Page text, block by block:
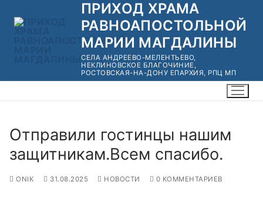
ПРИХОД ХРАМА
РАВНОАПОСТОЛЬНОЙ
МАРИИ МАГДАЛИНЫ
СЕЛА АНДРЕЕВО-МЕЛЕНТЬЕВО,
НЕКЛИНОВСКОЕ БЛАГОЧИНИЕ,
РОСТОВСКАЯ-НА-ДОНУ ЕПАРХИЯ, РПЦ МП
Отправили гостинцы нашим
защитникам.Всем спасибо.
ONIK 31.08.2025 НОВОСТИ 0 КОММЕНТАРИЕВ